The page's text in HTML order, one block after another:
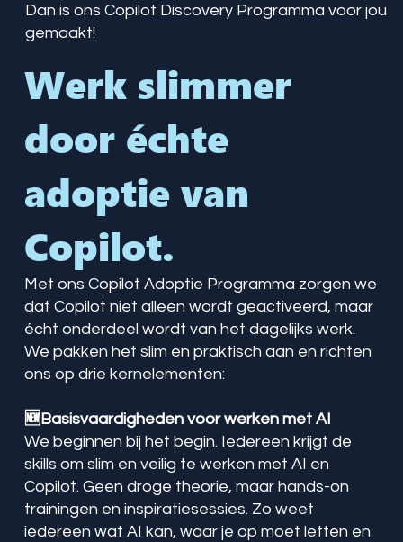
Dan is ons Copilot Discovery Programma voor jou
gemaakt!
Werk slimmer
door échte
adoptie van
Copilot.
Met ons Copilot Adoptie Programma zorgen we
dat Copilot niet alleen wordt geactiveerd, maar
écht onderdeel wordt van het dagelijks werk.
We pakken het slim en praktisch aan en richten
ons op drie kernelementen:
🆕Basisvaardigheden voor werken met AI
We beginnen bij het begin. Iedereen krijgt de
skills om slim en veilig te werken met AI en
Copilot. Geen droge theorie, maar hands-on
trainingen en inspiratiesessies. Zo weet
iedereen wat AI kan, waar je op moet letten en